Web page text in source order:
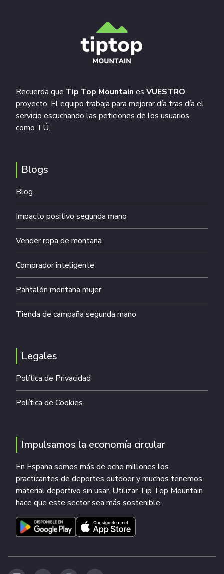
Recuerda que Tip Top Mountain es VUESTRO
proyecto. El equipo trabaja para mejorar día tras día el
servicio escuchando las peticiones de los usuarios
como TÚ.
Blogs
Blog
Impacto positivo segunda mano
Vender ropa de montaña
Comprador inteligente
Pantalón montaña mujer
Tienda de campaña segunda mano
Legales
Política de Privacidad
Política de Cookies
Impulsamos la economía circular
En España somos más de ocho millones los
practicantes de deportes outdoor y muchos tenemos
material deportivo sin usar. Utilizar Tip Top Mountain
hace que este sector sea más sostenible.